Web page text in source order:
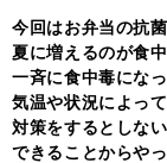
今回はお弁当の抗
夏に増えるのが食
一斉に食中毒にな
気温や状況によっ
対策をするとしな
できることからや